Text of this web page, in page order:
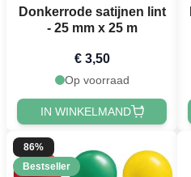
Donkerrode satijnen lint
- 25 mm x 25 m
€ 3,50
Op voorraad
IN WINKELMAND
86%
Bestseller